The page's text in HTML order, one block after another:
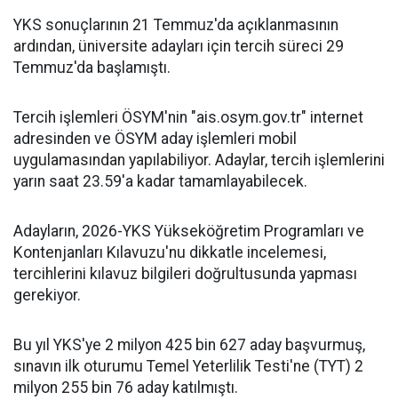
YKS sonuçlarının 21 Temmuz'da açıklanmasının
ardından, üniversite adayları için tercih süreci 29
Temmuz'da başlamıştı.
Tercih işlemleri ÖSYM'nin "ais.osym.gov.tr" internet
adresinden ve ÖSYM aday işlemleri mobil
uygulamasından yapılabiliyor. Adaylar, tercih işlemlerini
yarın saat 23.59'a kadar tamamlayabilecek.
Adayların, 2026-YKS Yükseköğretim Programları ve
Kontenjanları Kılavuzu'nu dikkatle incelemesi,
tercihlerini kılavuz bilgileri doğrultusunda yapması
gerekiyor.
Bu yıl YKS'ye 2 milyon 425 bin 627 aday başvurmuş,
sınavın ilk oturumu Temel Yeterlilik Testi'ne (TYT) 2
milyon 255 bin 76 aday katılmıştı.